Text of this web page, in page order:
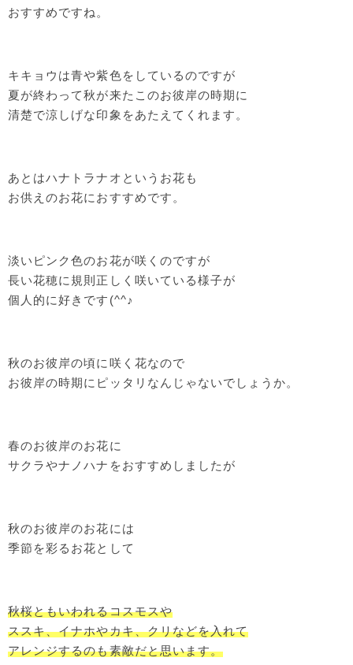
おすすめですね。
キキョウは青や紫色をしているのですが
夏が終わって秋が来たこのお彼岸の時期に
清楚で涼しげな印象をあたえてくれます。
あとはハナトラナオというお花も
お供えのお花におすすめです。
淡いピンク色のお花が咲くのですが
長い花穂に規則正しく咲いている様子が
個人的に好きです(^^♪
秋のお彼岸の頃に咲く花なので
お彼岸の時期にピッタリなんじゃないでしょうか。
春のお彼岸のお花に
サクラやナノハナをおすすめしましたが
秋のお彼岸のお花には
季節を彩るお花として
秋桜ともいわれるコスモスや
ススキ、イナホやカキ、クリなどを入れて
アレンジするのも素敵だと思います。